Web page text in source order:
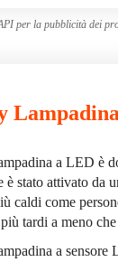
per la pubblicità dei
a LED è
è stato attivato da
caldi come
tardi a meno
a